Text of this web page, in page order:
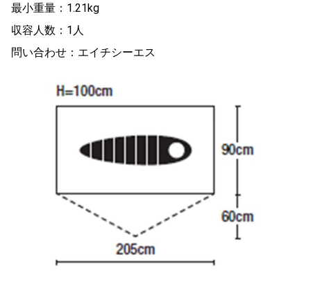
最小重量：1.21kg
収容人数：1人
問い合わせ：エイチシーエス